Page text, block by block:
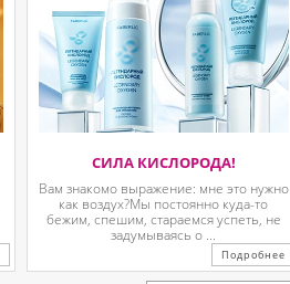
СИЛА КИСЛОРОДА!
Вам знакомо выражение: мне это нужно
как воздух?Мы постоянно куда-то
бежим, спешим, стараемся успеть, не
задумываясь о ...
Подробнее